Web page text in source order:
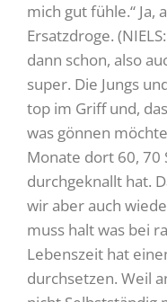
mich gut fühle.“ Ja,
Ersatzdroge.
dann schon, also
super. Die Jungs
top im Griff und,
was gönnen
Monate dort 60, 70
durchgeknallt hat.
wir aber auch
muss halt was bei
Lebenszeit hat
durchsetzen. Weil